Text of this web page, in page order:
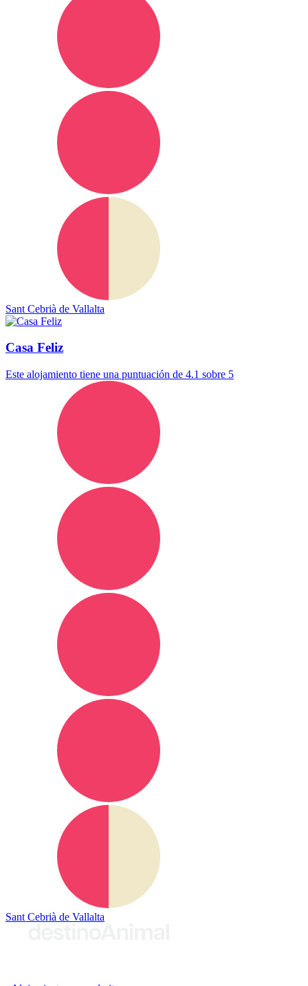
Sant Cebrià de Vallalta
Casa Feliz
Este alojamiento tiene una puntuación de 4.1 sobre 5
Sant Cebrià de Vallalta